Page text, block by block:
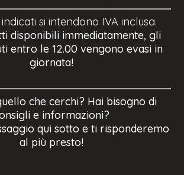
si intendono IVA inclusa.
disponibili immediatamente, gli
entro le 12.00 vengono evasi in
giornata!
che cerchi? Hai bisogno di
e informazioni?
qui sotto e ti risponderemo
al più presto!